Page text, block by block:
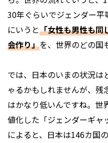
30年ぐらいでジェンダー
にいうと「女性も男性も同
会作り」を、世界のどの国
では、日本のいまの状況は
ゃるかもしれませんが、
はかなり低いんですね。世
値化した「ジェンダーギャ
によると、日本は146カ